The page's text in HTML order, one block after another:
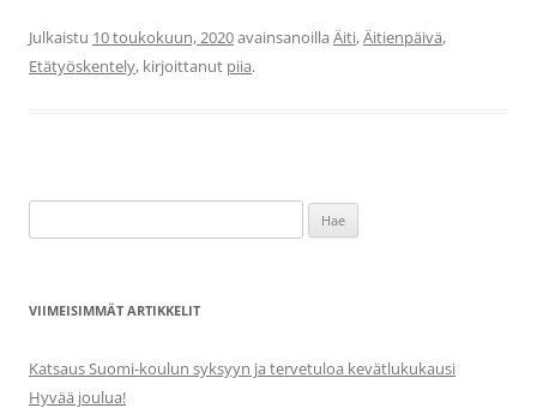
Julkaistu 10 toukokuun, 2020avainsanoilla Äiti,Äitienpäivä,
Etätyöskentely, kirjoittanut piia.
VIIMEISIMMÄT ARTIKKELIT
Katsaus Suomi-koulun syksyyn ja tervetuloa kevätlukukausi
Hyvää joulua!